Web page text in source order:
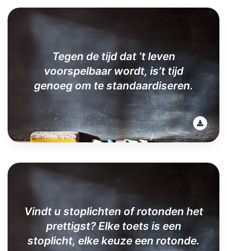
Tegen de tijd dat ‘t leven
voorspelbaar wordt, is’t tijd
genoeg om te standaardiseren.
Vindt u stoplichten of rotonden het
prettigst? Elke toets is een
stoplicht, elke keuze een rotonde.